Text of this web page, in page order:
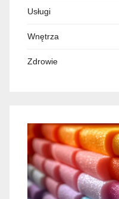
Usługi
Wnętrza
Zdrowie